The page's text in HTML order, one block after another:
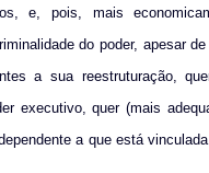
e, pois, mais
do poder, apesar
a sua reestruturação,
executivo, quer (mais
a que está